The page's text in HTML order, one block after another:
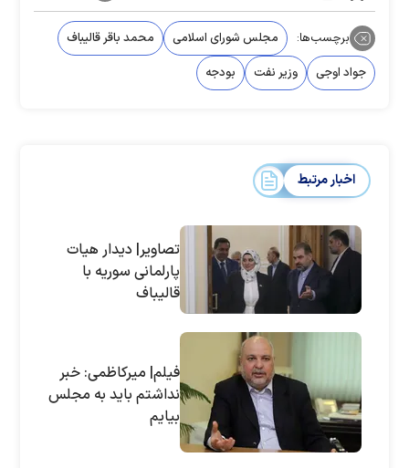
برچسب‌ها: مجلس شورای اسلامی
محمد باقر قالیباف
جواد اوجی
وزیر نفت بودجه
اخبار مرتبط
تصاویر| دیدار هیات
پارلمانی سوریه با
قالیباف
فیلم| میرکاظمی: خبر
نداشتم باید به مجلس
بیایم